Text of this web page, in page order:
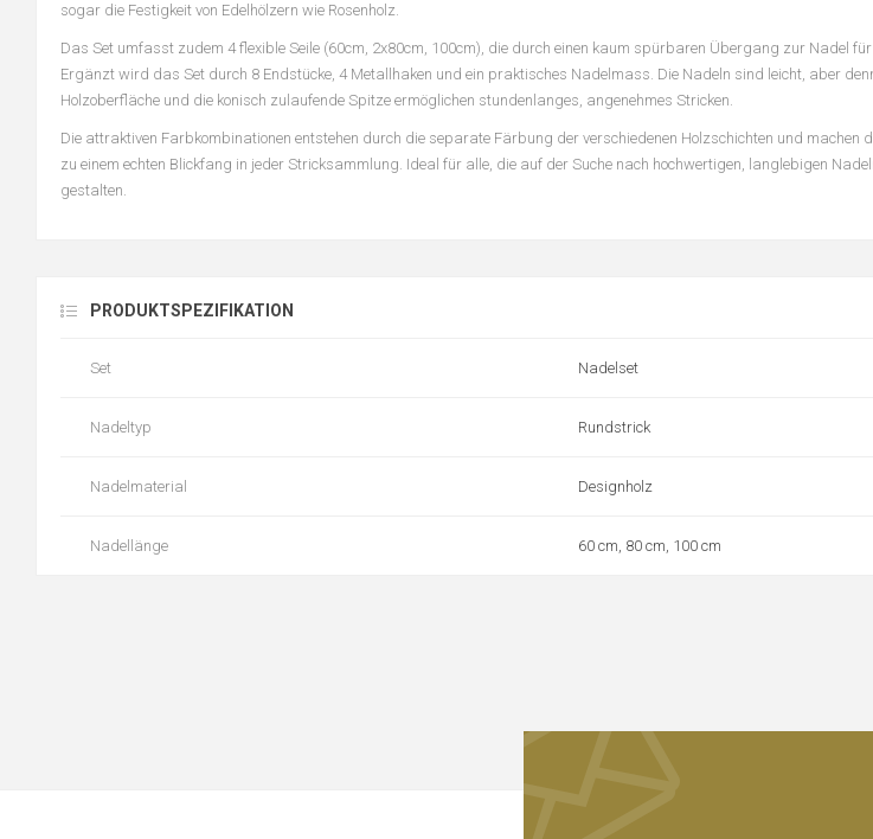
sogar die Festigkeit von Edelhölzern wie Rosenholz.
Das Set umfasst zudem 4 flexible Seile (60cm, 2x80cm, 100cm), die durch einen kaum spürbaren Übergang zur Nadel
Ergänzt wird das Set durch 8 Endstücke, 4 Metallhaken und ein praktisches Nadelmass. Die Nadeln sind leicht, aber
Holzoberfläche und die konisch zulaufende Spitze ermöglichen stundenlanges, angenehmes Stricken.
Die attraktiven Farbkombinationen entstehen durch die separate Färbung der verschiedenen Holzschichten und machen
zu einem echten Blickfang in jeder Stricksammlung. Ideal für alle, die auf der Suche nach hochwertigen, langlebigen
gestalten.
PRODUKTSPEZIFIKATION
Set Nadelset
Nadeltyp Rundstrick
Nadelmaterial Designholz
Nadellänge 60 cm, 80 cm, 100 cm